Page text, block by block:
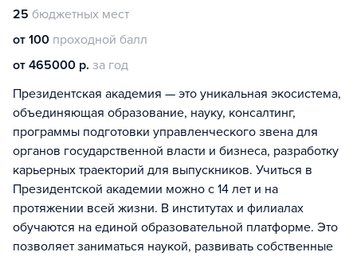
25 бюджетных мест
от 100 проходной балл
от 465000 р. за год
Президентская академия — это уникальная экосистема,
объединяющая образование, науку, консалтинг,
программы подготовки управленческого звена для
органов государственной власти и бизнеса, разработку
карьерных траекторий для выпускников. Учиться в
Президентской академии можно с 14 лет и на
протяжении всей жизни. В институтах и филиалах
обучаются на единой образовательной платформе. Это
позволяет заниматься наукой, развивать собственные